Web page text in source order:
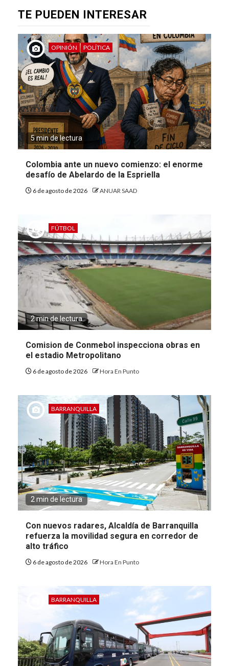
TE PUEDEN INTERESAR
OPINIÓN POLÍTICA
5 min de lectura
Colombia ante un nuevo comienzo: el enorme
desafío de Abelardo de la Espriella
6 de agosto de 2026 ANUAR SAAD
FÚTBOL
2 min de lectura
Comision de Conmebol inspecciona obras en
el estadio Metropolitano
6 de agosto de 2026 Hora En Punto
BARRANQUILLA
2 min de lectura
Con nuevos radares, Alcaldía de Barranquilla
refuerza la movilidad segura en corredor de
alto tráfico
6 de agosto de 2026 Hora En Punto
BARRANQUILLA